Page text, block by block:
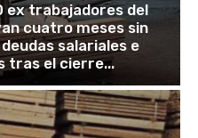
ex trabajadores del
cuatro meses sin
salariales e
tras el cierre...